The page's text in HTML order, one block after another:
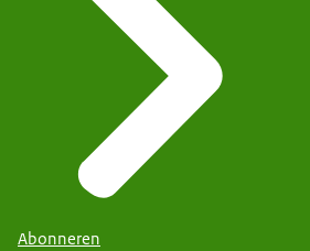
Abonneren